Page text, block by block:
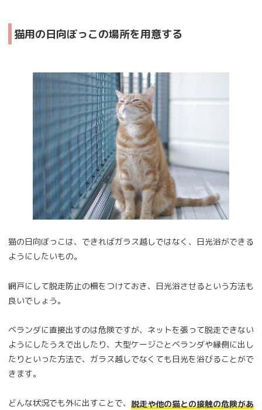
猫用の日向ぼっこの場所を用意する
猫の日向ぼっこは、できればガラス越しではなく、日光浴ができる
ようにしたいもの。
網戸にして脱走防止の柵をつけておき、日光浴させるという方法も
良いでしょう。
ベランダに直接出すのは危険ですが、ネットを張って脱走できない
ようにしたうえで出したり、大型ケージごとベランダや縁側に出し
たりといった方法で、ガラス越しでなくても日光を浴びることがで
きます。
どんな状況でも外に出すことで、 脱走や他の猫との接触の危険があ